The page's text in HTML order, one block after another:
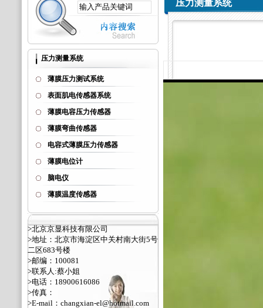
压力测量系统
薄膜压力测试系统
表面肌电传感器系统
薄膜电容压力传感器
薄膜弯曲传感器
电容式薄膜压力传感器
薄膜电位计
脑电仪
薄膜温度传感器
>北京京显科技有限公司
>地址：北京市海淀区中关村南大街5号
二区683号楼
>邮编：100081
>联系人:蔡小姐
>电话：18900616086
>传真：
>E-mail：changxian-el@hotmail.com
压力测量系统